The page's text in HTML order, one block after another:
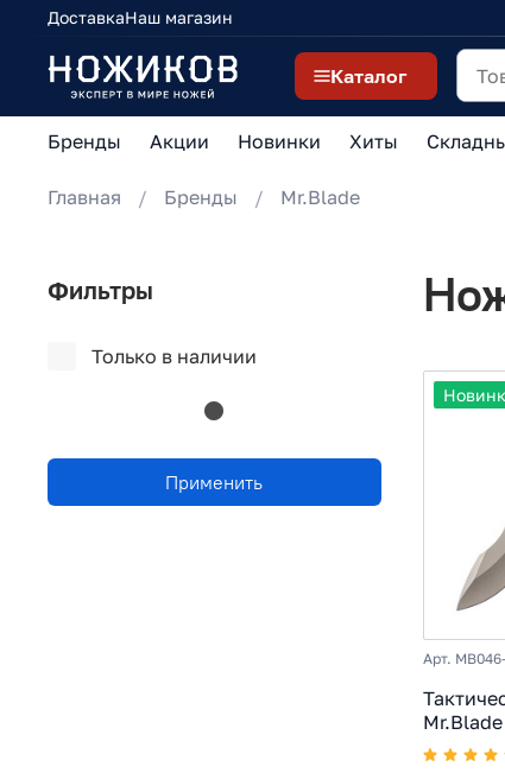
ДоставкаНаш магазин
Каталог
Бренды Акции Новинки Хиты
Главная Бренды Mr.Blade
Арт.
рукоять
Фильтры
Только в наличии
Применить